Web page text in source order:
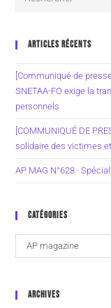
ARTICLES RÉCENTS
[Communiqué de
SNETAA-FO exige la
personnels
[COMMUNIQUÉ DE
solidaire des victimes
AP MAG N°628 ·
CATÉGORIES
AP magazine
ARCHIVES